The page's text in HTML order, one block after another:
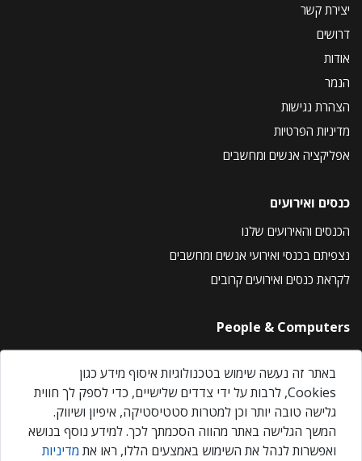
יצירת קשר
דרושים
אודות
הנמר
הצהרת נגישות
מדיניות הפרטיות
אפליקציה אנשים ומחשבים
כנסים ואירועים
הכנסים והאירועים שלנו
נצפיתם בכנסי ואירועי אנשים ומחשבים
לקראת כנסים ואירועים קרובים
People & Computers
About Us
Privacy Policy
Contact Us
Our Events
באתר זה נעשה שימוש בטכנולוגיות איסוף מידע כגון
Cookies, לרבות על ידי צדדים שלישיים, כדי לספק לך חווית
גלישה טובה יותר וכן למטרות סטטיסטיקה, איפיון ושיווק.
המשך הגלישה באתר מהווה הסכמתך לכך. למידע נוסף בנושא
ואפשרות לנהל את השימוש באמצעים הללו, ראו את מדיניות